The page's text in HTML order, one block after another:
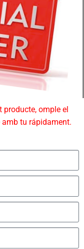
producte, omple el
tu rápidament.